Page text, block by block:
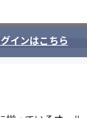
インはこちら